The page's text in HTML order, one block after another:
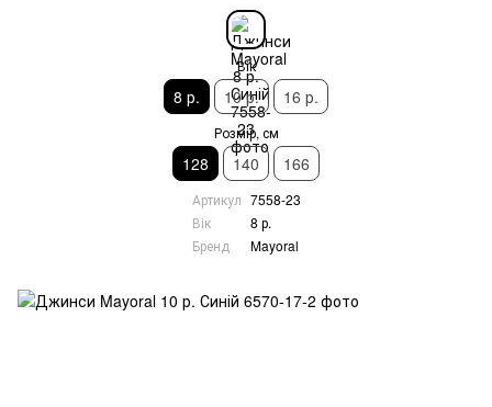
Вік
8 р. 10 р. 16 р.
Розмір, см
128 140 166
Артикул 7558-23
Вік
8 р.
Бренд
Mayoral